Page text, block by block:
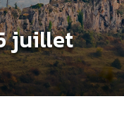
juillet